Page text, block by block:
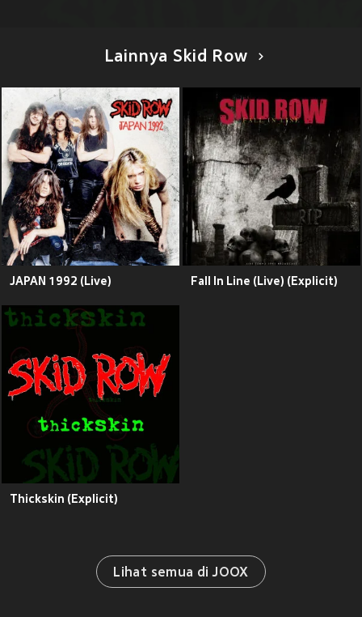
Lainnya Skid Row
JAPAN 1992 (Live) Fall In Line (Live) (Explicit)
Thickskin (Explicit)
Lihat semua di JOOX